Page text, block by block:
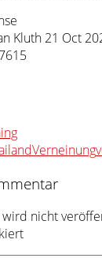
Kluth 21 Oct
Verneinung
wird nicht